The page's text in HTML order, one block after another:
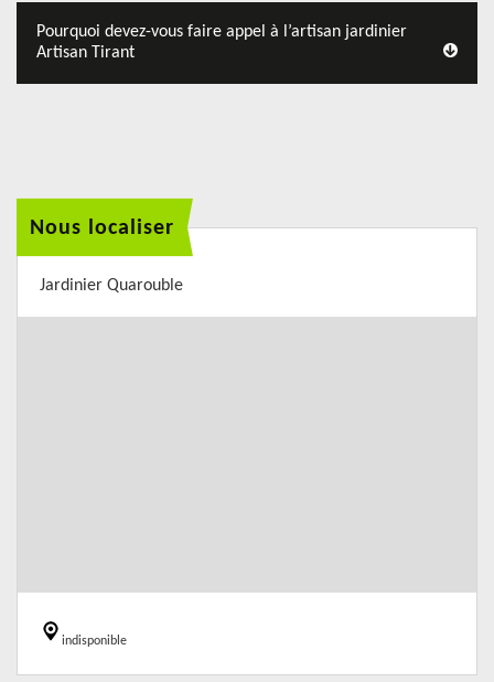
Pourquoi devez-vous faire appel à l’artisan jardinier
Artisan Tirant
Nous localiser
Jardinier Quarouble
indisponible